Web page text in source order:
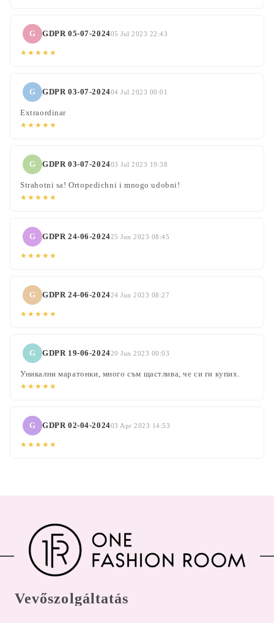
G GDPR 05-07-202405 Jul 2023 22:43
★★★★★
G GDPR 03-07-202404 Jul 2023 00:01
Extraordinar
★★★★★
G GDPR 03-07-202403 Jul 2023 19:38
Strahotni sa! Ortopedichni i mnogo udobni!
★★★★★
G GDPR 24-06-202425 Jun 2023 08:45
★★★★★
G GDPR 24-06-202424 Jun 2023 08:27
★★★★★
G GDPR 19-06-202420 Jun 2023 00:03
Уникални маратонки, много съм щастлива, че си ги купих.
★★★★★
G GDPR 02-04-202403 Apr 2023 14:53
★★★★★
Vevőszolgáltatás